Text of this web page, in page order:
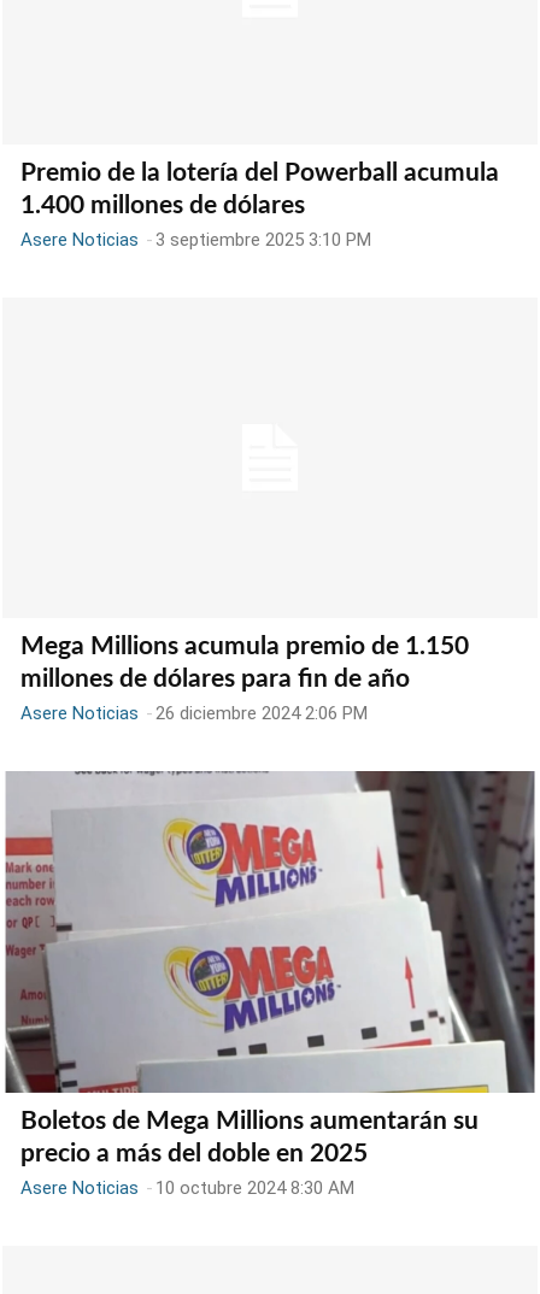
Premio de la lotería del Powerball acumula
1.400 millones de dólares
Asere Noticias - 3 septiembre 2025 3:10 PM
Mega Millions acumula premio de 1.150
millones de dólares para fin de año
Asere Noticias -26 diciembre 2024 2:06 PM
Boletos de Mega Millions aumentarán su
precio a más del doble en 2025
Asere Noticias - 10 octubre 2024 8:30 AM